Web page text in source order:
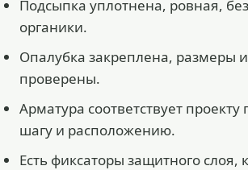
Подсыпка уплотнена, ровная,
органики.
Опалубка закреплена, размеры
проверены.
Арматура соответствует
шагу и расположению.
Есть фиксаторы защитного слоя,